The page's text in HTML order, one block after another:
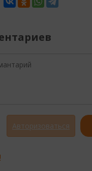
Авторизоваться